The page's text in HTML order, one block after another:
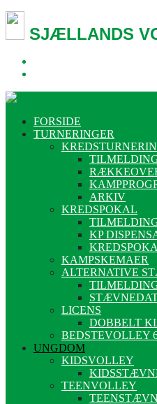
SJÆLLANDS
FORSIDE
TURNERINGER
ARKIV
KREDSPOKAL
KP
KAMPSKEMAER
ALTERNATIVE
LICENS
DOBBELT
BEDSTEVOLLEY
UNGDOM
KIDSVOLLEY
TEENVOLLEY